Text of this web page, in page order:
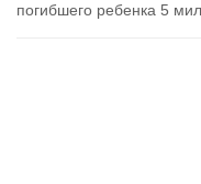
погибшего ребенка 5